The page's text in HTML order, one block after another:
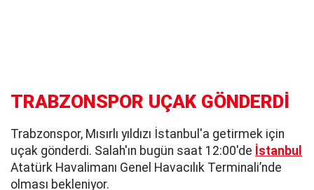
TRABZONSPOR UÇAK GÖNDERDİ
Trabzonspor, Mısırlı yıldızı İstanbul'a getirmek için
uçak gönderdi. Salah'ın bugün saat 12:00'de İstanbul
Atatürk Havalimanı Genel Havacılık Terminali’nde
olması bekleniyor.